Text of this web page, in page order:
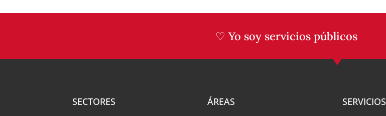
♡ Yo soy servicios públicos
SECTORES ÁREAS SERVICIOS